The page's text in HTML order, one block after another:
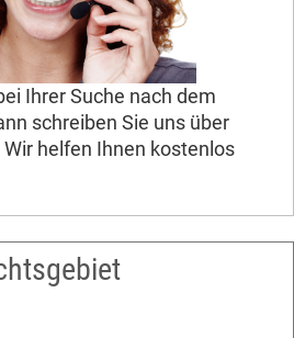
Ihrer Suche nach dem
schreiben Sie uns über
Wir helfen Ihnen kostenlos